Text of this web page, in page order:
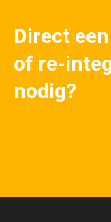
Direct
of re-
nodig?